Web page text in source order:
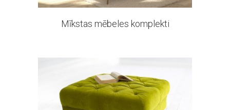
Mīkstas mēbeles komplekti